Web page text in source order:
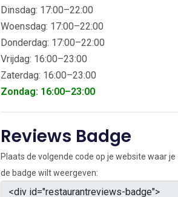
Dinsdag: 17:00–22:00
Woensdag: 17:00–22:00
Donderdag: 17:00–22:00
Vrijdag: 16:00–23:00
Zaterdag: 16:00–23:00
Zondag: 16:00–23:00
Reviews Badge
Plaats de volgende code op je website waar je
de badge wilt weergeven: